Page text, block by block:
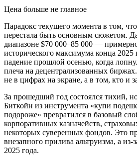
Цена больше не главное
Парадокс текущего момента в том,
перестала быть основным сюжетом.
диапазоне $70 000–85 000 —
исторического максимума конца 2025
падение прошлой осенью, когда
плеча на децентрализованных
не в цифрах на экране, а в том, кто и
За прошедший год состоялся тихий,
Биткойн из инструмента «купи
подороже» превратился в базовый
корпоративных казначейств,
некоторых суверенных фондов. Это
внезапного прилива альтруизма, а из-
2025 года.